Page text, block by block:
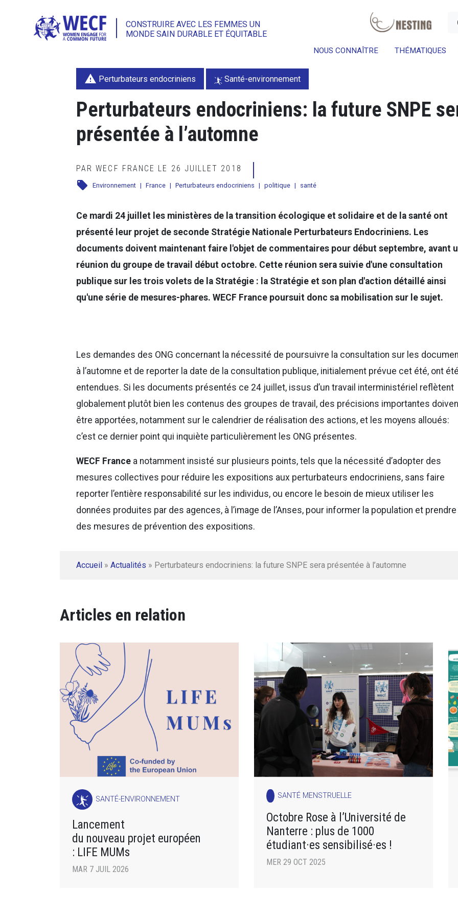
CONSTRUIRE AVEC LES FEMMES UN
MONDE SAIN DURABLE ET ÉQUITABLE
NOUS CONNAÎTRE THÉMATIQUES
warning Perturbateurs endocriniens Santé-environnement
Perturbateurs endocriniens: la future SNPE
présentée à l’automne
PAR WECF FRANCE LE 26 JUILLET 2018
local_offer Environnement | France | Perturbateurs endocriniens | politique | santé
Ce mardi 24 juillet les ministères de la transition écologique et solidaire et de la santé ont
présenté leur projet de seconde Stratégie Nationale Perturbateurs Endocriniens. Les
documents doivent maintenant faire l'objet de commentaires pour début septembre, avant
réunion du groupe de travail début octobre. Cette réunion sera suivie d'une consultation
publique sur les trois volets de la Stratégie : la Stratégie et son plan d'action détaillé ainsi
qu'une série de mesures-phares. WECF France poursuit donc sa mobilisation sur le sujet.
Les demandes des ONG concernant la nécessité de poursuivre la consultation sur les
à l’automne et de reporter la date de la consultation publique, initialement prévue cet été, ont été
entendues. Si les documents présentés ce 24 juillet, issus d’un travail interministériel reflètent
globalement plutôt bien les contenus des groupes de travail, des précisions importantes
être apportées, notamment sur le calendrier de réalisation des actions, et les moyens alloués:
c’est ce dernier point qui inquiète particulièrement les ONG présentes.
WECF France a notamment insisté sur plusieurs points, tels que la nécessité d’adopter des
mesures collectives pour réduire les expositions aux perturbateurs endocriniens, sans faire
reporter l’entière responsabilité sur les individus, ou encore le besoin de mieux utiliser les
données produites par des agences, à l’image de l’Anses, pour informer la population et prendre
des mesures de prévention des expositions.
Accueil » Actualités » Perturbateurs endocriniens: la future SNPE sera présentée à l’automne
Articles en relation
SANTÉ-ENVIRONNEMENT
Lancement
du nouveau projet européen
: LIFE MUMs
MAR 7 JUIL 2026
SANTÉ MENSTRUELLE
Octobre Rose à l’Université de
Nanterre : plus de 1000
étudiant·es sensibilisé·es !
MER 29 OCT 2025